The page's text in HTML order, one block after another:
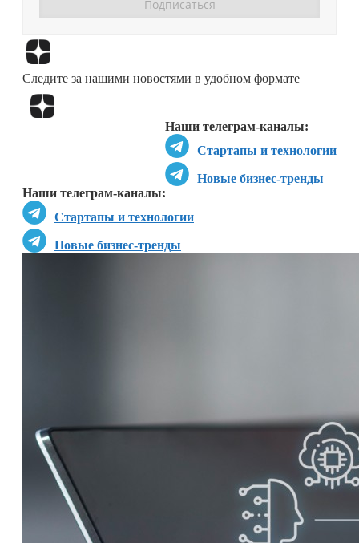
Следите за нашими новостями в удобном формате
Наши телеграм-каналы:
Стартапы и технологии
Новые бизнес-тренды
Наши телеграм-каналы:
Стартапы и технологии
Новые бизнес-тренды